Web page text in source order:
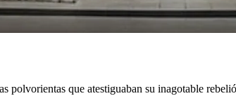
polvorientas que atestiguaban su inagotable